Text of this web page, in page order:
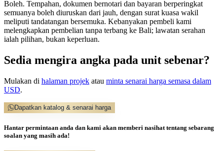
Boleh. Tempahan, dokumen bernotari dan bayaran berperingkat
semuanya boleh diuruskan dari jauh, dengan surat kuasa wakil
meliputi tandatangan bersemuka. Kebanyakan pembeli kami
melengkapkan pembelian tanpa terbang ke Bali; lawatan serahan
ialah pilihan, bukan keperluan.
Sedia mengira angka pada unit sebenar?
Mulakan di halaman projek atau minta senarai harga semasa dalam
USD.
Dapatkan katalog & senarai harga
Hantar permintaan anda dan kami akan memberi nasihat tentang sebarang
soalan yang masih ada!